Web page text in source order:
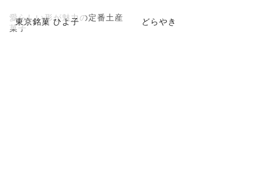
東京銘菓 ひよ子
愛らしい形が魅力の定番土産
菓子
どらやき